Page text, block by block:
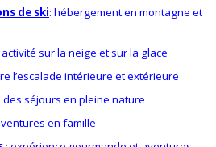
de ski: hébergement en montagne et
sur la neige et sur la glace
l’escalade intérieure et extérieure
des séjours en pleine nature
en famille